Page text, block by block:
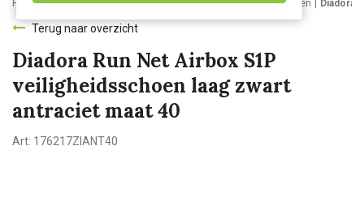
Home Webshop Werk- en veiligheidsschoenen Werkschoenen Diadora
Terug naar overzicht
Diadora Run Net Airbox S1P
veiligheidsschoen laag zwart
antraciet maat 40
Art: 176217ZIANT40